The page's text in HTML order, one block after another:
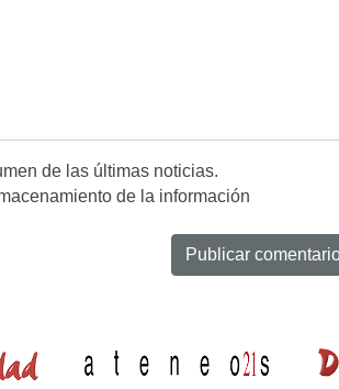
de las últimas noticias.
de la información